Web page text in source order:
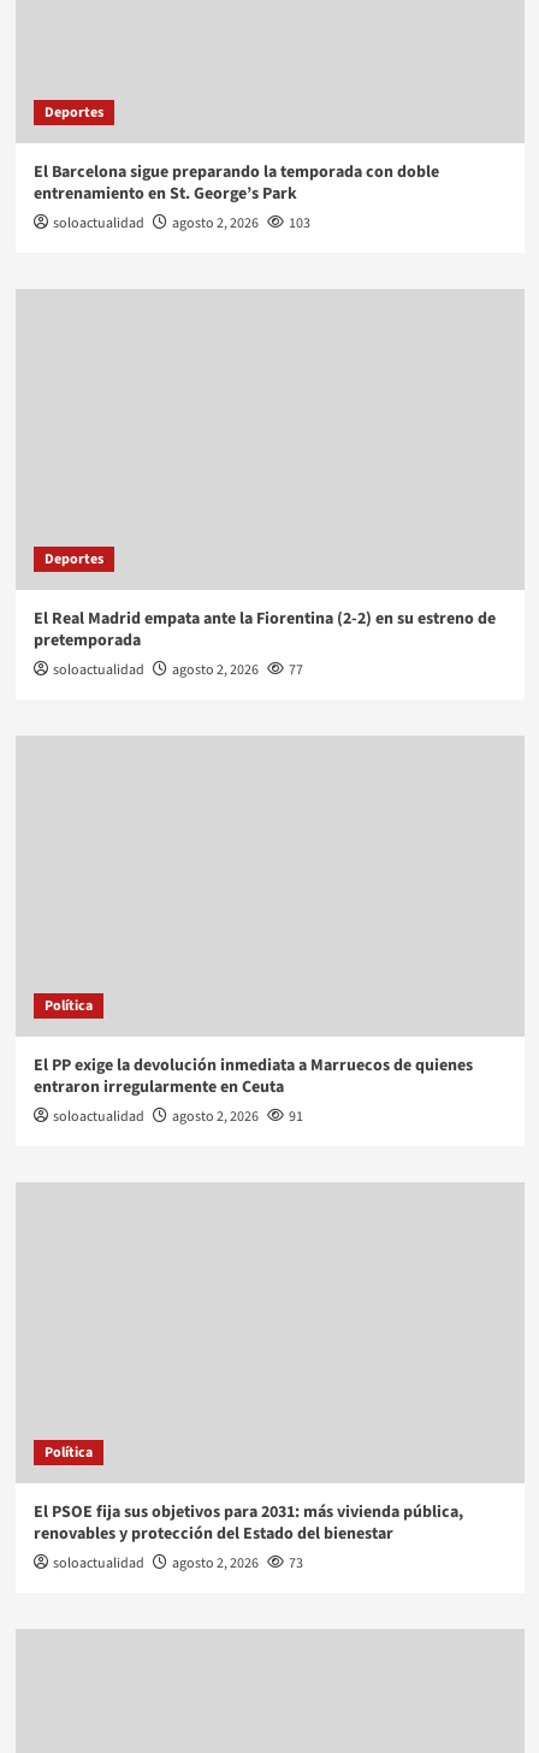
Deportes
El Barcelona sigue preparando la temporada con doble
entrenamiento en St. George’s Park
soloactualidad agosto 2, 2026 103
Deportes
El Real Madrid empata ante la Fiorentina (2-2) en su estreno de
pretemporada
soloactualidad agosto 2, 2026 77
Política
El PP exige la devolución inmediata a Marruecos de quienes
entraron irregularmente en Ceuta
soloactualidad agosto 2, 2026 91
Política
El PSOE fija sus objetivos para 2031: más vivienda pública,
renovables y protección del Estado del bienestar
soloactualidad agosto 2, 2026 73